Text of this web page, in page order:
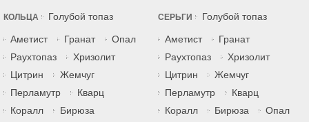
КОЛЬЦА Голубой топаз
Аметист Гранат
Опал
Раухтопаз
Хризолит
Цитрин
Жемчуг
Перламутр
Кварц
Коралл
Бирюза
СЕРЬГИ Голубой топаз
Аметист
Гранат
Раухтопаз
Хризолит
Цитрин
Жемчуг
Перламутр
Кварц
Коралл
Бирюза
Опал